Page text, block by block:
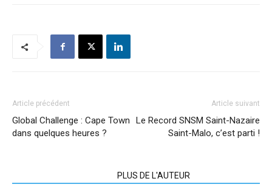
Article précédent
Global Challenge : Cape Town
dans quelques heures ?
Article suivant
Le Record SNSM Saint-Nazaire
Saint-Malo, c’est parti !
PLUS DE L'AUTEUR